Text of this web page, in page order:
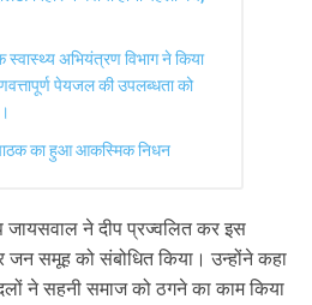
अभियंत्रण विभाग ने किया
पेयजल की उपलब्धता को
का हुआ आकस्मिक निधन
जायसवाल ने दीप प्रज्वलित कर इस
समूह को संबोधित किया। उन्होंने कहा
ने सहनी समाज को ठगने का काम किया